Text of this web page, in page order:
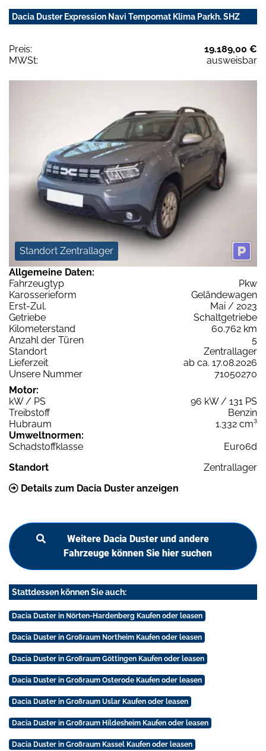
Dacia Duster Expression Navi Tempomat Klima Parkh. SHZ
Preis:
19.189,00 €
MWSt:
ausweisbar
Standort Zentrallager
Allgemeine Daten:
Fahrzeugtyp
Pkw
Karosserieform
Geländewagen
Erst-Zul.
Mai / 2023
Getriebe
Schaltgetriebe
Kilometerstand
60.762 km
Anzahl der Türen
5
Standort
Zentrallager
Lieferzeit
ab ca. 17.08.2026
Unsere Nummer
71050270
Motor:
kW / PS
96 kW / 131 PS
Treibstoff
Benzin
Hubraum
1.332 cm³
Umweltnormen:
Schadstoffklasse
Euro6d
Standort
Zentrallager
Details zum Dacia Duster anzeigen
Weitere Dacia Duster und andere
Fahrzeuge können Sie hier suchen
Stattdessen können Sie auch:
Dacia Duster in Nörten-Hardenberg Kaufen oder leasen
Dacia Duster in Großraum Northeim Kaufen oder leasen
Dacia Duster in Großraum Göttingen Kaufen oder leasen
Dacia Duster in Großraum Osterode Kaufen oder leasen
Dacia Duster in Großraum Uslar Kaufen oder leasen
Dacia Duster in Großraum Hildesheim Kaufen oder leasen
Dacia Duster in Großraum Kassel Kaufen oder leasen